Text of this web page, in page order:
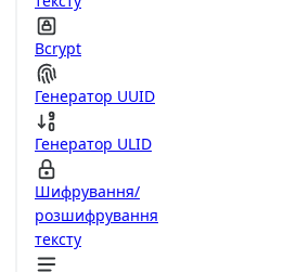
Bcrypt
Генератор UUID
Генератор ULID
Шифрування/
розшифрування
тексту